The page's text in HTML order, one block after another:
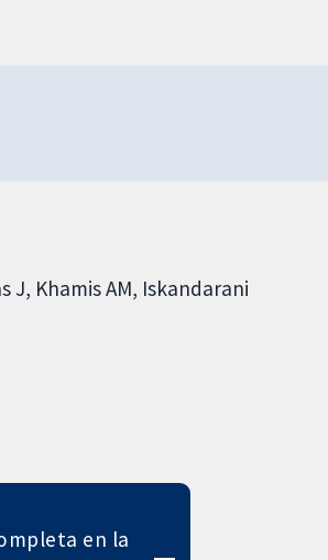
J Khamis AM Iskandarani
en la